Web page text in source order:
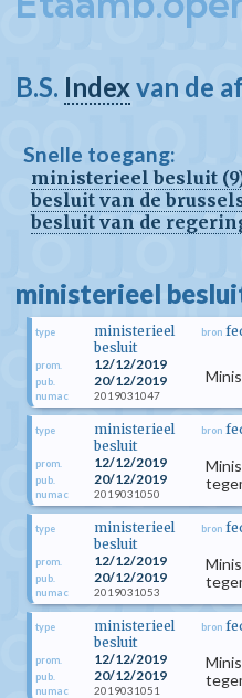
B.S. Indexvan de
Snelle toegang:
ministerieel besluit
besluit van de
besluit van de
ministerieel
type
ministerieel
besluit
prom. 12/12/2019
pub. 20/12/2019
numac 2019031047
bron
type
ministerieel
besluit
prom. 12/12/2019
pub. 20/12/2019
numac 2019031050
bron
type
ministerieel
besluit
prom. 12/12/2019
pub. 20/12/2019
numac 2019031053
bron
type
ministerieel
besluit
prom. 12/12/2019
pub. 20/12/2019
numac 2019031051
bron